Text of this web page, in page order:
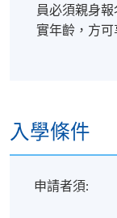
逢周三，
地點
香港大學專
角)
員必須親身
實年齡，方
入學條件
申請者須: